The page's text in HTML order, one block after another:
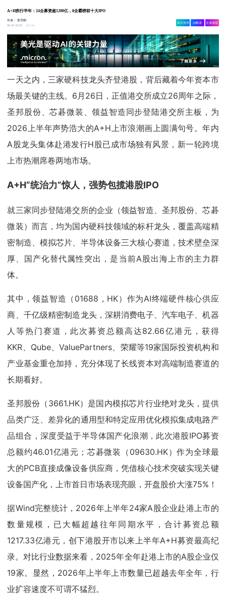
A+H疾行半年：24企募资超1200亿，8企霸榜前十大IPO
作者：姜羽桐
06-28 20:05
3.9w
相关舆情 AI解读 生成海报
一天之内，三家硬科技龙头齐登港股，背后藏着今年资本市
场最关键的主线。6月26日，正值港交所成立26周年之际，
圣邦股份、芯碁微装、领益智造同步登陆港交所主板，为
2026上半年声势浩大的A+H上市浪潮画上圆满句号。年内
A股龙头集体赴港发行H股已成市场独有风景，新一轮跨境
上市热潮席卷两地市场。
A+H“统治力”惊人，强势包揽港股IPO
就三家同步登陆港交所的企业（领益智造、圣邦股份、芯碁
微装）而言，均为国内硬科技领域的标杆龙头，覆盖高端精
密制造、模拟芯片、半导体设备三大核心赛道，技术壁垒深
厚、国产化替代属性突出，是当前A股出海上市的主力群
体。
其中，领益智造（01688，HK）作为AI终端硬件核心供应
商、千亿级精密制造龙头，深耕消费电子、汽车电子、机器
人等热门赛道，此次募资总额高达82.66亿港元，获得
KKR、Qube、ValuePartners、荣耀等19家国际投资机构和
产业基金重仓加持，充分体现了长线资本对高端制造赛道的
长期看好。
圣邦股份（3661.HK）是国内模拟芯片行业绝对龙头，提供
品类广泛、差异化的通用型和特定应用优化模拟集成电路产
品组合，深度受益于半导体国产化浪潮，此次港股IPO募资
总额约46.01亿港元；芯碁微装（09630.HK）作为全球最
大的PCB直接成像设备供应商，凭借核心技术突破实现关键
设备国产化，上市首日市场表现亮眼，开盘股价大涨75%！
据Wind完整统计，2026年上半年24家A股企业赴港上市的
数量规模，已大幅超越往年同期水平，合计募资总额
1217.33亿港元，创下港股开市以来上半年A+H募资最高纪
录。对比行业数据来看，2025年全年赴港上市的A股企业仅
19家。显然，2026年上半年上市数量已超越去年全年，行
业扩容速度不可谓不猛烈。